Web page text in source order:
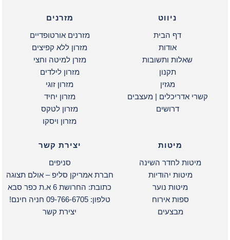
ניווט
דף הבית
אודות
שאלות ותשובות
תקנון
מגזין
קשרי אדריכלים | מעצבים
דרושים
מזרנים
מזרנים אורטופדיים
מזרון ללא קפיצים
מזרן למיטה וחצי
מזרון לילדים
מזרון זוגי
מזרון יחיד
מזרון לטקס
מזרון ויסקו
מיטות
מיטות לחדר השינה
מיטות יהודיות
מיטות נוער
ספות אירוח
מבצעים
יצירת קשר
סניפים
חברת אמריקן סליפ – אולם תצוגה
כתובת: החרושת 6 א.ת כפר סבא
טלפון: 09-766-6705 חניה חינם!
יצירת קשר